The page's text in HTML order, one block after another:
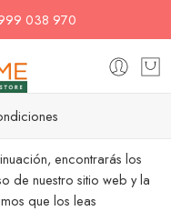
038 970
encontrarás los
de nuestro sitio web y la
que los leas